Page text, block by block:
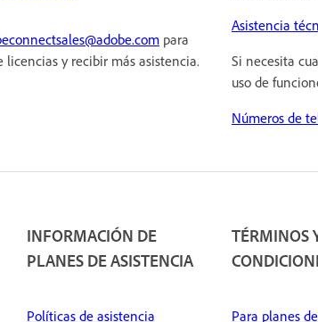
para
y recibir más asistencia.
Asistencia
Si necesita
uso de
Números de
INFORMACIÓN DE
PLANES DE ASISTENCIA
Políticas de asistencia
TÉRMINOS
Para planes